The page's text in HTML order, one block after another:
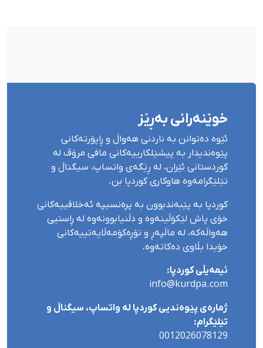
خوێنەرانی بەڕێز
ئێوە دەتوانن بە ناردنی هەواڵ و ڕاپۆرتەکانی
پێوەندیدار بە پیشێلکارییەکانی مافی مرۆڤ لە
کوردستانی ئێران، لە ڕێگەی واتساپ، سیگناڵ و
تێلێگرامەوە هاوکاری کوردپا بن.
کوردپا بە پێبەندبوون بە پرەنسیپە ئەخلاقییەکانی
خۆی پاش لێکۆڵینەوە و دڵنیابوونەوە لە ڕاستیی
هەواڵەکە، لە ماڵپەڕ و تۆڕەکۆمەڵایەتییەکانی
خۆیدا بڵاوی دەکاتەوە.
ئیمەیڵی کوردپا:
info@kurdpa.com
ژمارەی پێوەندیی کوردپا لە واتساپ، سیگناڵ و
تێلێگرام:
0012026078129